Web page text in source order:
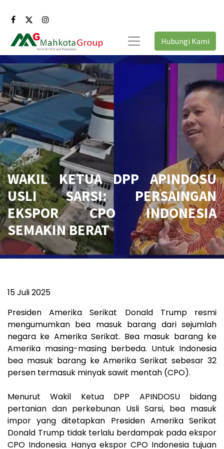
Hubungi Kami
WAKIL KETUA DPP APINDOSU
USLI SARSI: PERSAINGAN
EKSPOR CPO INDONESIA
SEMAKIN BERAT
15 Juli 2025
Presiden Amerika Serikat Donald Trump resmi
mengumumkan bea masuk barang dari sejumlah
negara ke Amerika Serikat. Bea masuk barang ke
Amerika masing-masing berbeda. Untuk Indonesia
bea masuk barang ke Amerika Serikat sebesar 32
persen termasuk minyak sawit mentah (CPO).
Menurut Wakil Ketua DPP APINDOSU bidang
pertanian dan perkebunan Usli Sarsi, bea masuk
impor yang ditetapkan Presiden Amerika Serikat
Donald Trump tidak terlalu berdampak pada ekspor
CPO Indonesia. Hanya ekspor CPO Indonesia tujuan